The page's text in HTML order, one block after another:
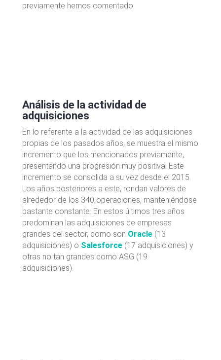
previamente hemos comentado.
Análisis de la actividad de
adquisiciones
En lo referente a la actividad de las adquisiciones
propias de los pasados años, se muestra el mismo
incremento que los mencionados previamente,
presentando una progresión muy positiva. Este
incremento se consolida a su vez desde el 2015.
Los años posteriores a este, rondan valores de
alrededor de los 340 operaciones, manteniéndose
bastante constante. En estos últimos tres años
predominan las adquisiciones de empresas
grandes del sector, como son Oracle (13
adquisiciones) o Salesforce (17 adquisiciones) y
otras no tan grandes como ASG (19
adquisiciones).